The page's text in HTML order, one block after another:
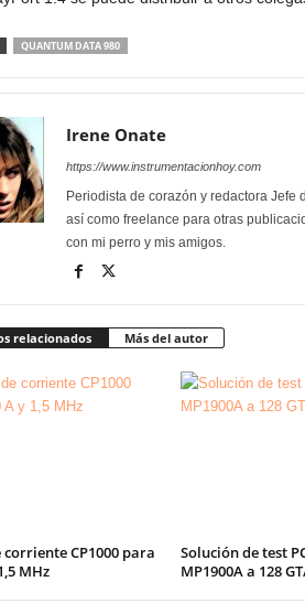
QUANTUM DATA 980
Irene Onate
https://www.instrumentacionhoy.com
Periodista de corazón y redactora Jefe
así como freelance para otras
con mi perro y mis amigos.
relacionados Más del autor
corriente CP1000 para
MHz
Solución de test
MP1900A a 128